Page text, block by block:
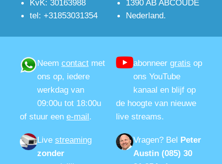
KvK: 30163988
tel: +31853031354
1390 AB ABCOUDE
Nederland.
Neem contactmet
ons op, iedere
werkdag van
09:00u tot 18:00u
of stuur een e-mail.
abonneer gratis op
ons YouTube
kanaal en blijf op
de hoogte van nieuwe
live streams.
Live streaming
zonder
Vragen?Bel Peter
Austin (085) 30